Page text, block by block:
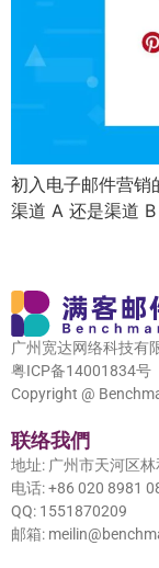
初入电子邮件营销
渠道 A 还是渠道
广州宽达网络科技有
粤ICP备14001834号
Copyright @
联络我們
地址: 广州市天河区
电话: +86 020 8981
QQ: 1551870209
邮箱: